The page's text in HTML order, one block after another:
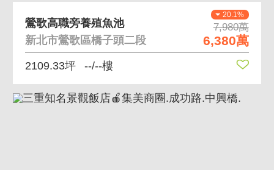
20.1%
7,980萬
6,380萬
鶯歌高職旁養殖魚池
新北市鶯歌區橋子頭二段
2109.33坪 --/--樓